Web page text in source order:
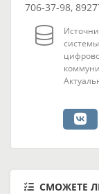
706-37-98,
СМОЖЕТЕ